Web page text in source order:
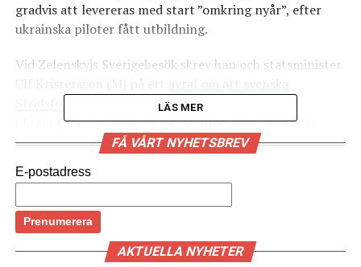
gradvis att levereras med start ”omkring nyår”, efter
ukrainska piloter fått utbildning.
Vid Zelenskyjs Sverigebesök skrev han och statsminister
gemensamt ska börja tillverkas i
Ukraina. När de första ukrainsktillverkade fordon är
färdiga är oklart, men Zelenskyj lyfte den långsiktiga
inte det besked Ukraina verkligen ville ha – Sverige
plan.Helt uteslutet är det inte
Kristersson. Tidigare har dock försvarsminister Pål
Jonsson (M) sagt att Sverige självabehöver de plan som
LÄS MER
FÅ VÅRT NYHETSBREV
E-postadress
AKTUELLA NYHETER